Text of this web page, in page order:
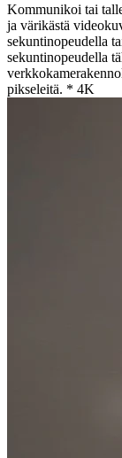
Kommunikoi tai
ja värikästä
sekuntinopeudella
sekuntinopeudella
pikseleitä. * 4K